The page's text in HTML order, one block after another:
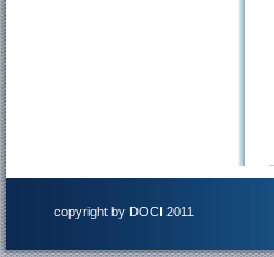
copyright by DOCI 2011